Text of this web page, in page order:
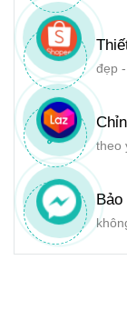
đẹp
theo